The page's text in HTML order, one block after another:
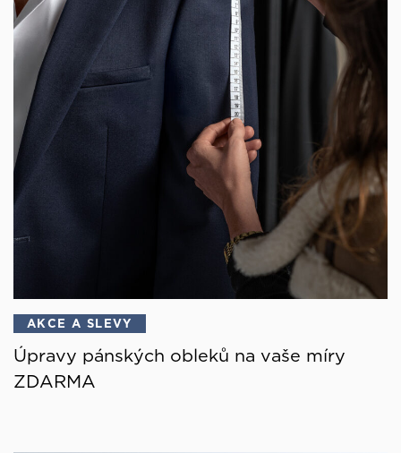
AKCE A SLEVY
Úpravy pánských obleků na vaše míry
ZDARMA